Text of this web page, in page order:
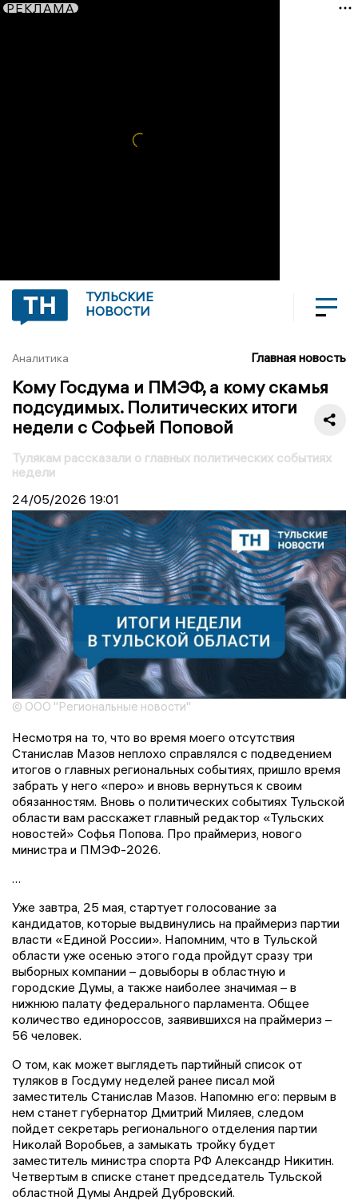
РЕКЛАМА
ТУЛЬСКИЕ
НОВОСТИ
Аналитика Главная новость
Кому Госдума и ПМЭФ, а кому скамья
подсудимых. Политических итоги
недели с Софьей Поповой
Тулякам рассказали о главных политических событиях
недели
24/05/2026 19:01
© ООО "Региональные новости"
Несмотря на то, что во время моего отсутствия
Станислав Мазов неплохо справлялся с подведением
итогов о главных региональных событиях, пришло время
забрать у него «перо» и вновь вернуться к своим
обязанностям. Вновь о политических событиях Тульской
области вам расскажет главный редактор «Тульских
новостей» Софья Попова. Про праймериз, нового
министра и ПМЭФ-2026.
…
Уже завтра, 25 мая, стартует голосование за
кандидатов, которые выдвинулись на праймериз партии
власти «Единой России». Напомним, что в Тульской
области уже осенью этого года пройдут сразу три
выборных компании – довыборы в областную и
городские Думы, а также наиболее значимая – в
нижнюю палату федерального парламента. Общее
количество единороссов, заявившихся на праймериз –
56 человек.
О том, как может выглядеть партийный список от
туляков в Госдуму неделей ранее писал мой
заместитель Станислав Мазов. Напомню его: первым в
нем станет губернатор Дмитрий Миляев, следом
пойдет секретарь регионального отделения партии
Николай Воробьев, а замыкать тройку будет
заместитель министра спорта РФ Александр Никитин.
Четвертым в списке станет председатель Тульской
областной Думы Андрей Дубровский.